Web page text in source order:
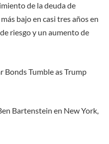
de la deuda de
bajo en casi tres años en
riesgo y un aumento de
Tumble as Trump
Bartenstein en New York,